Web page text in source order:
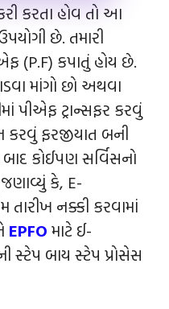
કરતા હોવ તો આ
છે. તમારી
(P.F) કપાતું હોય છે.
માંગો છો અથવા
પીએફ ટ્રાન્સફર કરવું
કરવું ફરજીયાત બની
કોઈપણ સર્વિસનો
કે, E-
નક્કી કરવામાં
EPFO માટે ઈ-
સ્ટેપ બાય સ્ટેપ પ્રોસેસ